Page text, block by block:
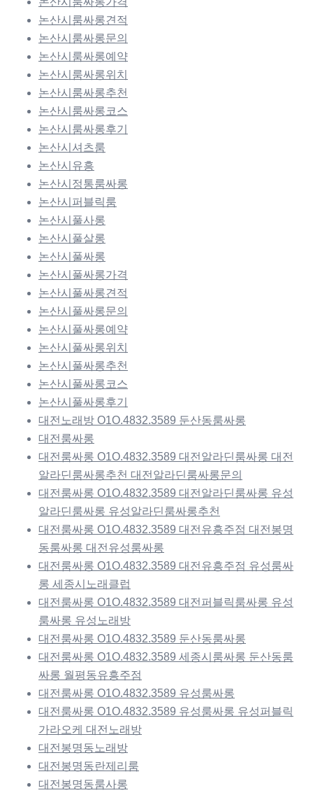
논산시룸싸롱견적
논산시룸싸롱문의
논산시룸싸롱예약
논산시룸싸롱위치
논산시룸싸롱추천
논산시룸싸롱코스
논산시룸싸롱후기
논산시셔츠룸
논산시유흥
논산시정통룸싸롱
논산시퍼블릭룸
논산시풀사롱
논산시풀살롱
논산시풀싸롱
논산시풀싸롱가격
논산시풀싸롱견적
논산시풀싸롱문의
논산시풀싸롱예약
논산시풀싸롱위치
논산시풀싸롱추천
논산시풀싸롱코스
논산시풀싸롱후기
대전노래방 O1O.4832.3589 둔산동룸싸롱
대전룸싸롱
대전룸싸롱 O1O.4832.3589 대전알라딘룸싸롱 대전
알라딘룸싸롱추천 대전알라딘룸싸롱문의
대전룸싸롱 O1O.4832.3589 대전알라딘룸싸롱 유성
알라딘룸싸롱 유성알라딘룸싸롱추천
대전룸싸롱 O1O.4832.3589 대전유흥주점 대전봉명
동룸싸롱 대전유성룸싸롱
대전룸싸롱 O1O.4832.3589 대전유흥주점 유성룸싸
롱 세종시노래클럽
대전룸싸롱 O1O.4832.3589 대전퍼블릭룸싸롱 유성
룸싸롱 유성노래방
대전룸싸롱 O1O.4832.3589 둔산동룸싸롱
대전룸싸롱 O1O.4832.3589 세종시룸싸롱 둔산동룸
싸롱 월평동유흥주점
대전룸싸롱 O1O.4832.3589 유성룸싸롱
대전룸싸롱 O1O.4832.3589 유성룸싸롱 유성퍼블릭
가라오케 대전노래방
대전봉명동노래방
대전봉명동란제리룸
대전봉명동룸사롱